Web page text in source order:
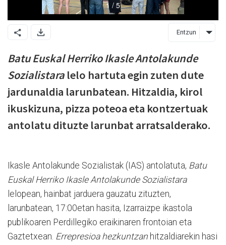
Entzun
Batu Euskal Herriko Ikasle Antolakunde
Sozialistara lelo hartuta egin zuten dute
jardunaldia larunbatean. Hitzaldia, kirol
ikuskizuna, pizza poteoa eta kontzertuak
antolatu dituzte larunbat arratsalderako.
Ikasle Antolakunde Sozialistak (IAS) antolatuta, Batu
Euskal Herriko Ikasle Antolakunde Sozialistara
lelopean, hainbat jarduera gauzatu zituzten,
larunbatean, 17:00etan hasita, Izarraizpe ikastola
publikoaren Perdillegiko eraikinaren frontoian eta
Gaztetxean. Errepresioa hezkuntzan hitzaldiarekin hasi